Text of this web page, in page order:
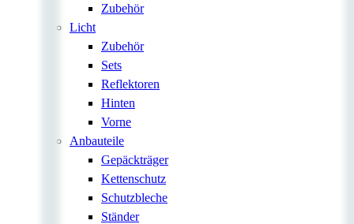
Zubehör
Licht
Zubehör
Sets
Reflektoren
Hinten
Vorne
Anbauteile
Gepäckträger
Kettenschutz
Schutzbleche
Ständer